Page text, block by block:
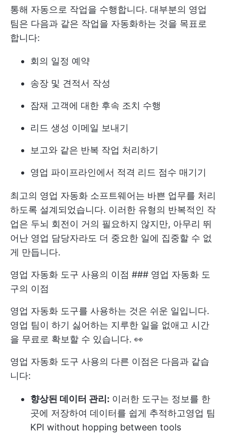
통해 자동으로 작업을 수행합니다. 대부분의 영업
팀은 다음과 같은 작업을 자동화하는 것을 목표로
합니다:
회의 일정 예약
송장 및 견적서 작성
잠재 고객에 대한 후속 조치 수행
리드 생성 이메일 보내기
보고와 같은 반복 작업 처리하기
영업 파이프라인에서 적격 리드 점수 매기기
최고의 영업 자동화 소프트웨어는 바쁜 업무를 처리
하도록 설계되었습니다. 이러한 유형의 반복적인 작
업은 두뇌 회전이 거의 필요하지 않지만, 아무리 뛰
어난 영업 담당자라도 더 중요한 일에 집중할 수 없
게 만듭니다.
영업 자동화 도구 사용의 이점 ### 영업 자동화 도
구의 이점
영업 자동화 도구를 사용하는 것은 쉬운 일입니다.
영업 팀이 하기 싫어하는 지루한 일을 없애고 시간
을 무료로 확보할 수 있습니다. 👀
영업 자동화 도구 사용의 다른 이점은 다음과 같습
니다:
향상된 데이터 관리: 이러한 도구는 정보를 한
곳에 저장하여 데이터를 쉽게 추적하고영업 팀
KPI without hopping between tools